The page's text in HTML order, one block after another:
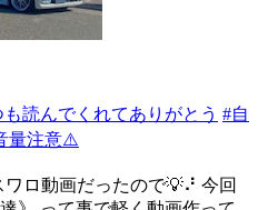
も読んでくれてありがとう #自
量注意⚠️
ロ動画だったので💡⠜ 今回